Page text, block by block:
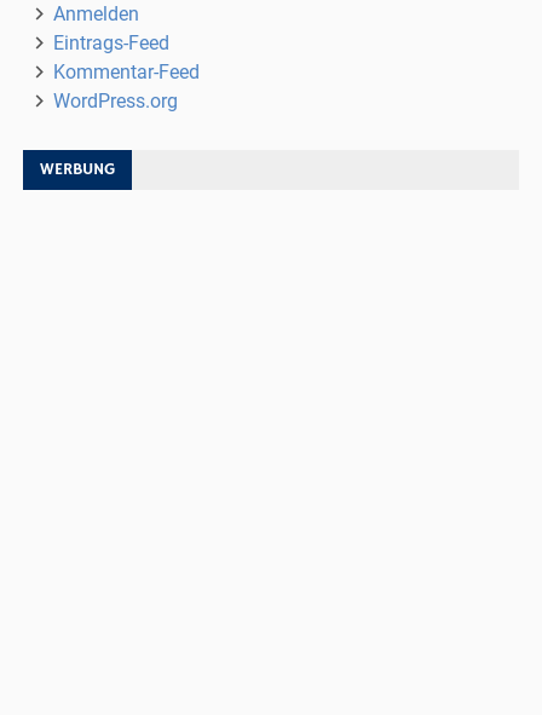
Anmelden
Eintrags-Feed
Kommentar-Feed
WordPress.org
WERBUNG